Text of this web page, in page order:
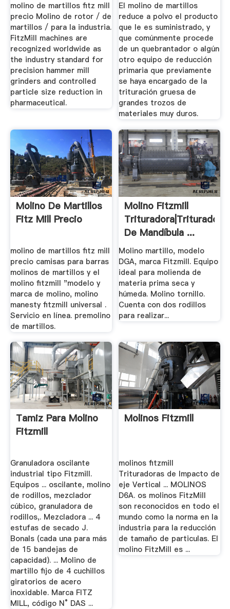
molino de martillos fitz mill
precio Molino de rotor / de
martillos / para la industria.
FitzMill machines are
recognized worldwide as
the industry standard for
precision hammer mill
grinders and controlled
particle size reduction in
pharmaceutical.
El molino de martillos
reduce a polvo el producto
que le es suministrado, y
que comúnmente procede
de un quebrantador o algún
otro equipo de reducción
primaria que previamente
se haya encargado de la
trituración gruesa de
grandes trozos de
materiales muy duros.
Molino De Martillos
Fitz Mill Precio
molino de martillos fitz mill
precio camisas para barras
molinos de martillos y el
molino fitzmill "modelo y
marca de molino, molino
manesty fitzmill universal .
Servicio en línea. premolino
de martillos.
Molino Fitzmill
Trituradora|Trituradora
De Mandíbula ...
Molino martillo, modelo
DGA, marca Fitzmill. Equipo
ideal para molienda de
materia prima seca y
húmeda. Molino tornillo.
Cuenta con dos rodillos
para realizar...
Tamiz Para Molino
Fitzmill
Granuladora oscilante
industrial tipo Fitzmill.
Equipos ... oscilante, molino
de rodillos, mezclador
cúbico, granuladora de
rodillos,. Mezcladora ... 4
estufas de secado J.
Bonals (cada una para más
de 15 bandejas de
capacidad). ... Molino de
martillo fijo de 4 cuchillos
giratorios de acero
inoxidable. Marca FITZ
MILL, código N° DAS ...
Molinos Fitzmill
molinos fitzmill
Trituradoras de Impacto de
eje Vertical ... MOLINOS
D6A. os molinos FitzMill
son reconocidos en todo el
mundo como la norma en la
industria para la reducción
de tamaño de particulas. El
molino FitzMill es ...